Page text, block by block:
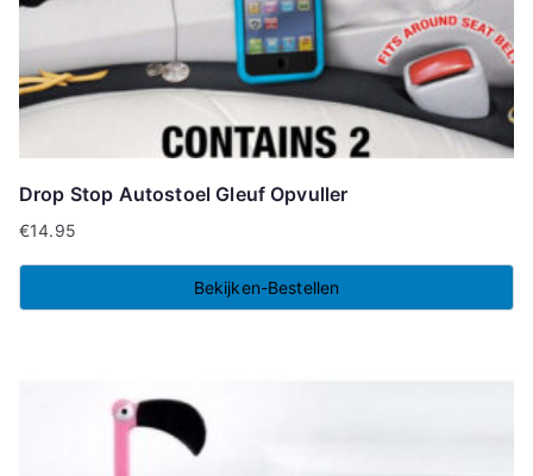
Drop Stop Autostoel Gleuf Opvuller
€14.95
Bekijken-Bestellen